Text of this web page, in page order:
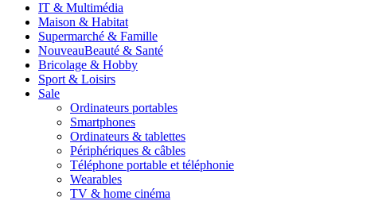
IT & Multimédia
Maison & Habitat
Supermarché & Famille
NouveauBeauté & Santé
Bricolage & Hobby
Sport & Loisirs
Sale
Ordinateurs portables
Smartphones
Ordinateurs & tablettes
Périphériques & câbles
Téléphone portable et téléphonie
Wearables
TV & home cinéma